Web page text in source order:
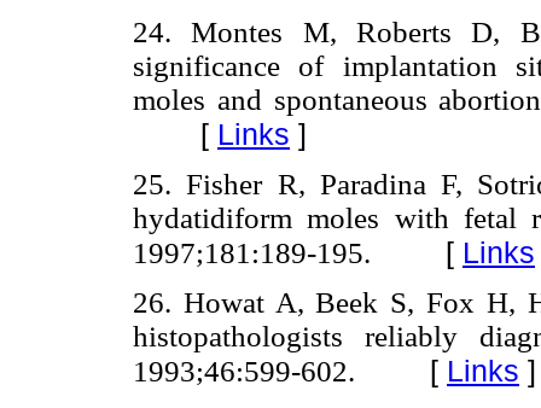
24. Montes M, Roberts D,
significance of implantation
moles and spontaneous
[ Links ]
25. Fisher R, Paradina F,
hydatidiform moles with
1997;181:189-195.
[ Links
26. Howat A, Beek S, Fox H,
histopathologists reliably
1993;46:599-602.
[ Links ]